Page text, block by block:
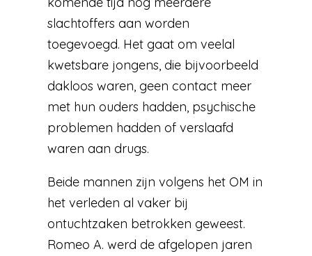
slachtoffers aan worden
toegevoegd. Het gaat om veelal
kwetsbare jongens, die bijvoorbeeld
dakloos waren, geen contact meer
met hun ouders hadden, psychische
problemen hadden of verslaafd
waren aan drugs.
Beide mannen zijn volgens het OM in
het verleden al vaker bij
ontuchtzaken betrokken geweest.
Romeo A. werd de afgelopen jaren